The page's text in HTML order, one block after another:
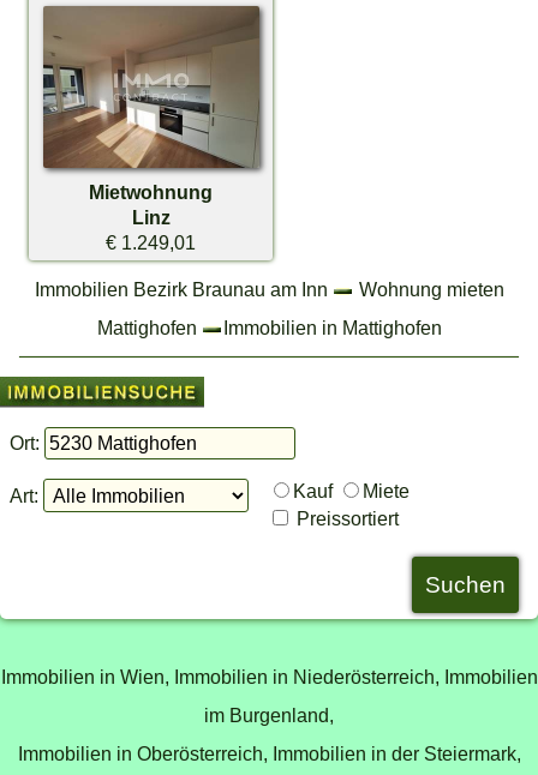
Mietwohnung
Linz
€ 1.249,01
Immobilien Bezirk Braunau am Inn
Wohnung mieten
Mattighofen
Immobilien in Mattighofen
Ort:
Art: Kauf
Miete
Preissortiert
Immobilien in Wien, Immobilien in Niederösterreich, Immobilien
im Burgenland,
Immobilien in Oberösterreich, Immobilien in der Steiermark,